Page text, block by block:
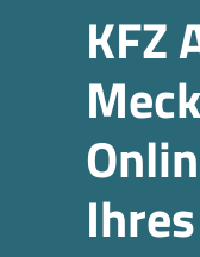
KFZ